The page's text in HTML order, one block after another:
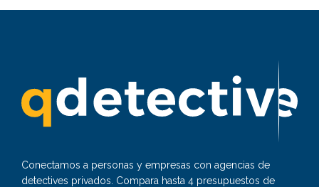
Conectamos a personas y empresas con agencias de
detectives privados. Compara hasta 4 presupuestos de